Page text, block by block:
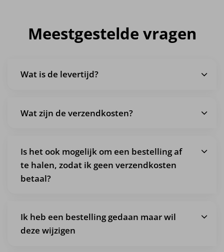
Meestgestelde vragen
Wat is de levertijd?
Wat zijn de verzendkosten?
Is het ook mogelijk om een bestelling af
te halen, zodat ik geen verzendkosten
betaal?
Ik heb een bestelling gedaan maar wil
deze wijzigen